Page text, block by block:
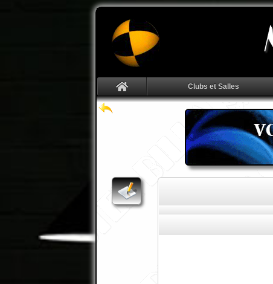
Clubs et Salles